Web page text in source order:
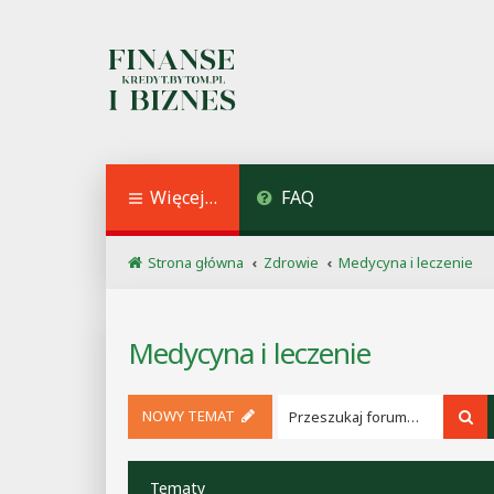
Więcej… FAQ
Strona główna Zdrowie Medycyna i leczenie
Medycyna i leczenie
NOWY TEMAT
Tematy